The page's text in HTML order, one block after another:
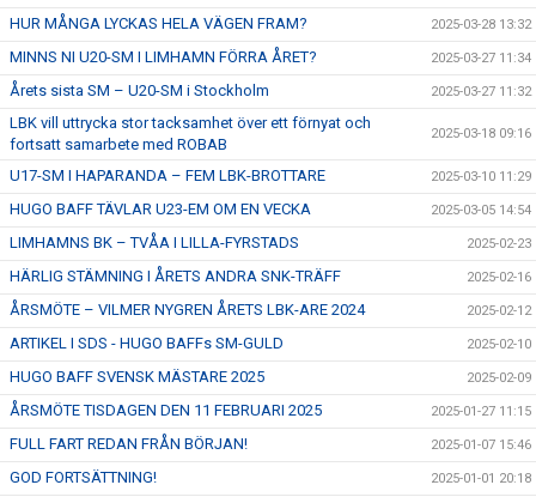
HUR MÅNGA LYCKAS HELA VÄGEN FRAM? 2025-03-28 13:32
MINNS NI U20-SM I LIMHAMN FÖRRA ÅRET? 2025-03-27 11:34
Årets sista SM – U20-SM i Stockholm 2025-03-27 11:32
LBK vill uttrycka stor tacksamhet över ett förnyat och
fortsatt samarbete med ROBAB
2025-03-18 09:16
U17-SM I HAPARANDA – FEM LBK-BROTTARE 2025-03-10 11:29
HUGO BAFF TÄVLAR U23-EM OM EN VECKA 2025-03-05 14:54
LIMHAMNS BK – TVÅA I LILLA-FYRSTADS 2025-02-23
HÄRLIG STÄMNING I ÅRETS ANDRA SNK-TRÄFF 2025-02-16
ÅRSMÖTE – VILMER NYGREN ÅRETS LBK-ARE 2024 2025-02-12
ARTIKEL I SDS - HUGO BAFFs SM-GULD 2025-02-10
HUGO BAFF SVENSK MÄSTARE 2025 2025-02-09
ÅRSMÖTE TISDAGEN DEN 11 FEBRUARI 2025 2025-01-27 11:15
FULL FART REDAN FRÅN BÖRJAN! 2025-01-07 15:46
GOD FORTSÄTTNING! 2025-01-01 20:18